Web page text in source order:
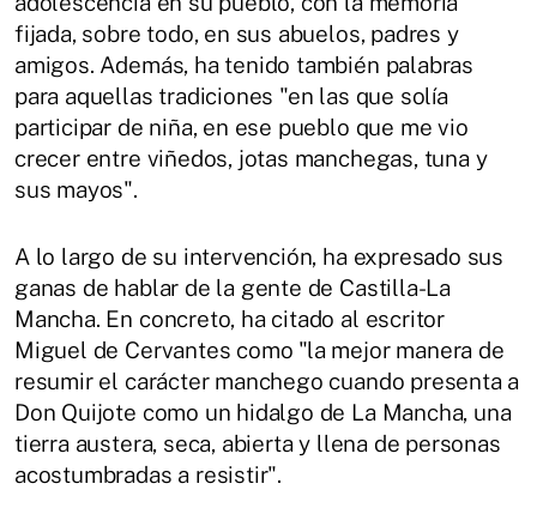
fijada, sobre todo, en sus abuelos, padres y
amigos. Además, ha tenido también palabras
para aquellas tradiciones "en las que solía
participar de niña, en ese pueblo que me vio
crecer entre viñedos, jotas manchegas, tuna y
sus mayos".
A lo largo de su intervención, ha expresado sus
ganas de hablar de la gente de Castilla-La
Mancha. En concreto, ha citado al escritor
Miguel de Cervantes como "la mejor manera de
resumir el carácter manchego cuando presenta a
Don Quijote como un hidalgo de La Mancha, una
tierra austera, seca, abierta y llena de personas
acostumbradas a resistir".